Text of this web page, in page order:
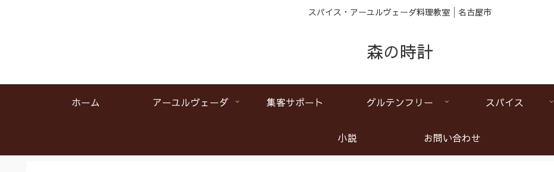
スパイス・アーユルヴェーダ料理教室│名古屋市
森の時計
ホーム アーユルヴェーダ 集客サポート グルテンフリー スパイス
小説 お問い合わせ